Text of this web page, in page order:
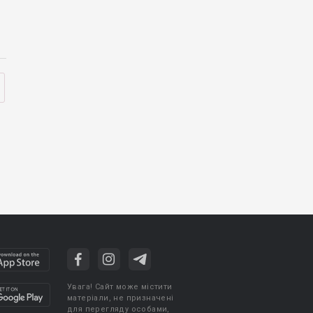
Увага! Сайт може містити
матеріали, не призначені
для перегляду особами,